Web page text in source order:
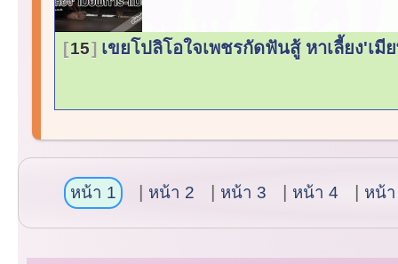
15 เขยโปลิโอใจเพชรกัดฟันสู้ หาเลี้ยง'เ
หน้า 1 หน้า 2 หน้า 3 หน้า 4 หน้